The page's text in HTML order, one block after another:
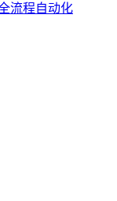
流程自动化